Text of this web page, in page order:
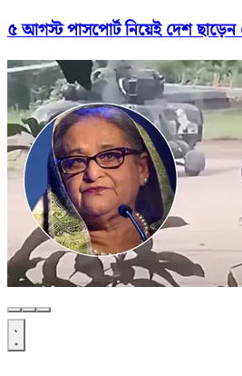
৫ আগস্ট পাসপোর্ট নিয়েই দেশ ছাড়েন